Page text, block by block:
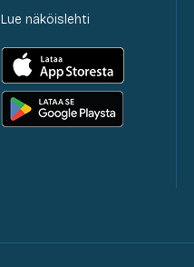
Lue näköislehti